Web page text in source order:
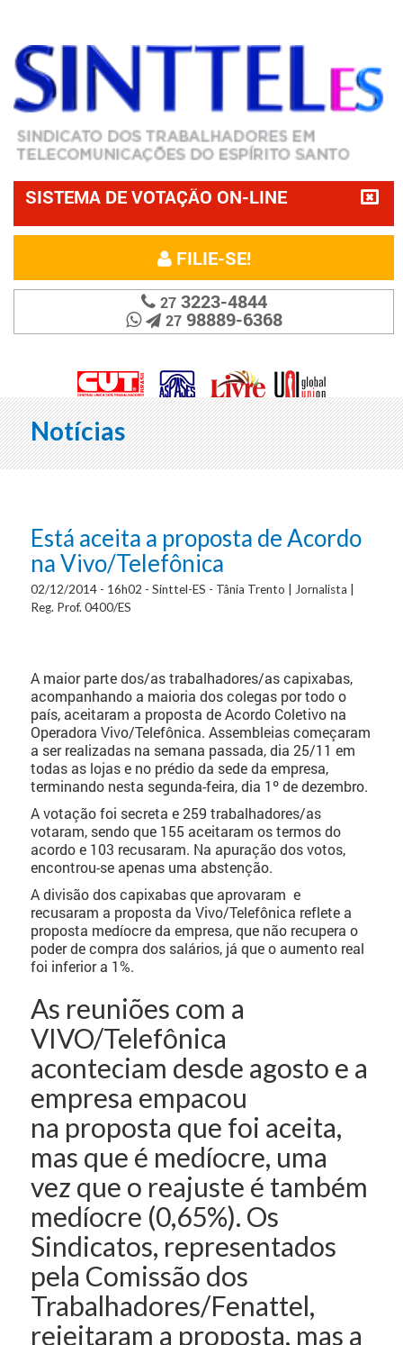
SISTEMA DE VOTAÇÃO ON-LINE
FILIE-SE!
273223-4844
2798889-6368
Notícias
Está aceita a proposta de Acordo
na Vivo/Telefônica
02/12/2014 - 16h02 - Sinttel-ES - Tânia Trento | Jornalista |
Reg. Prof. 0400/ES
A maior parte dos/as trabalhadores/as capixabas,
acompanhando a maioria dos colegas por todo o
país, aceitaram a proposta de Acordo Coletivo na
Operadora Vivo/Telefônica. Assembleias começaram
a ser realizadas na semana passada, dia 25/11 em
todas as lojas e no prédio da sede da empresa,
terminando nesta segunda-feira, dia 1º de dezembro.
A votação foi secreta e 259 trabalhadores/as
votaram, sendo que 155 aceitaram os termos do
acordo e 103 recusaram. Na apuração dos votos,
encontrou-se apenas uma abstenção.
A divisão dos capixabas que aprovaram e
recusaram a proposta da Vivo/Telefônica reflete a
proposta medíocre da empresa, que não recupera o
poder de compra dos salários, já que o aumento real
foi inferior a 1%.
As reuniões com a
VIVO/Telefônica
aconteciam desde agosto e a
empresa empacou
na proposta que foi aceita,
mas que é medíocre, uma
vez que o reajuste é também
medíocre (0,65%). Os
Sindicatos, representados
pela Comissão dos
Trabalhadores/Fenattel,
rejeitaram a proposta, mas a